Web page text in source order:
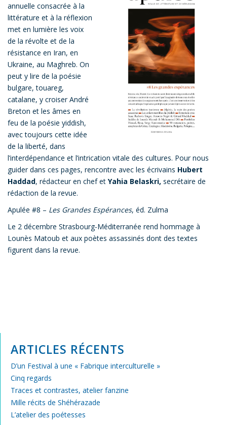
annuelle consacrée à la
littérature et à la réflexion
met en lumière les voix
de la révolte et de la
résistance en Iran, en
Ukraine, au Maghreb. On
peut y lire de la poésie
bulgare, touareg,
catalane, y croiser André
Breton et les âmes en
feu de la poésie yiddish,
avec toujours cette idée
de la liberté, dans
l’interdépendance et l’intrication vitale des cultures. Pour nous
guider dans ces pages, rencontre avec les écrivains Hubert
Haddad, rédacteur en chef et Yahia Belaskri, secrétaire de
rédaction de la revue.
Apulée #8 – Les Grandes Espérances, éd. Zulma
Le 2 décembre Strasbourg-Méditerranée rend hommage à
Lounès Matoub et aux poètes assassinés dont des textes
figurent dans la revue.
ARTICLES RÉCENTS
D’un Festival à une « Fabrique interculturelle »
Cinq regards
Traces et contrastes, atelier fanzine
Mille récits de Shéhérazade
L’atelier des poétesses